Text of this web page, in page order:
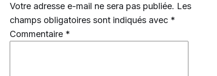
Votre adresse e-mail ne sera pas publiée. Les
champs obligatoires sont indiqués avec *
Commentaire *